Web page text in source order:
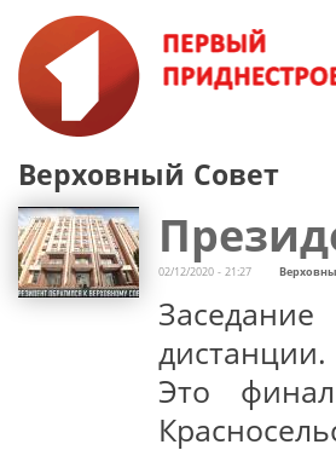
Верховный Совет
02/12/2020 - 21:27
Это